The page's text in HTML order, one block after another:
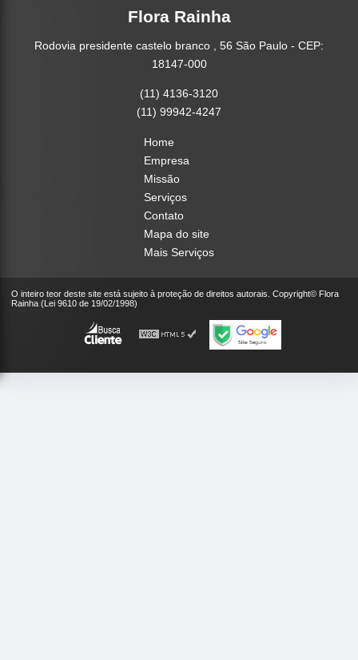
Flora Rainha
Rodovia presidente castelo branco , 56 São Paulo - CEP:
18147-000
(11) 4136-3120
(11) 99942-4247
Home
Empresa
Missão
Serviços
Contato
Mapa do site
Mais Serviços
O inteiro teor deste site está sujeito à proteção de direitos autorais. Copyright© Flora
Rainha (Lei 9610 de 19/02/1998)